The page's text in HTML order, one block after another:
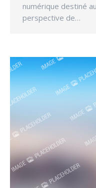
numérique destiné
perspective de…